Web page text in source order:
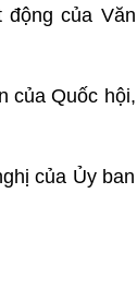
động của Văn
của Quốc hội,
của Ủy ban